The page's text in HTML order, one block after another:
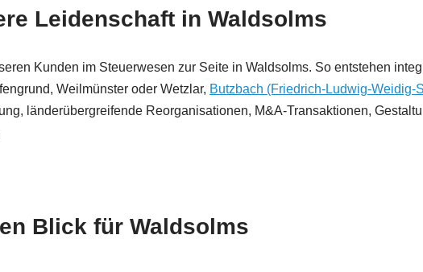
Leidenschaft in Waldsolms
Kunden im Steuerwesen zur Seite in Waldsolms. So entstehen
Weilmünster oder Wetzlar, Butzbach (Friedrich-Ludwig-Weidig-
länderübergreifende Reorganisationen, M&A-Transaktionen,
Blick für Waldsolms